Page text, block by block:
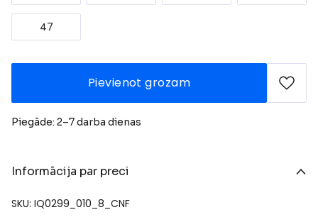
47
Pievienot grozam
Piegāde: 2–7 darba dienas
Informācija par preci
SKU: IQ0299_010_8_CNF